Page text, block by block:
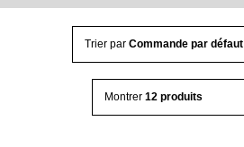
Trier par Commande par défaut
Montrer 12 produits